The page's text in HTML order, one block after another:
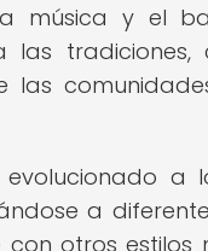
música y el
las tradiciones,
las
a
a
otros estilos